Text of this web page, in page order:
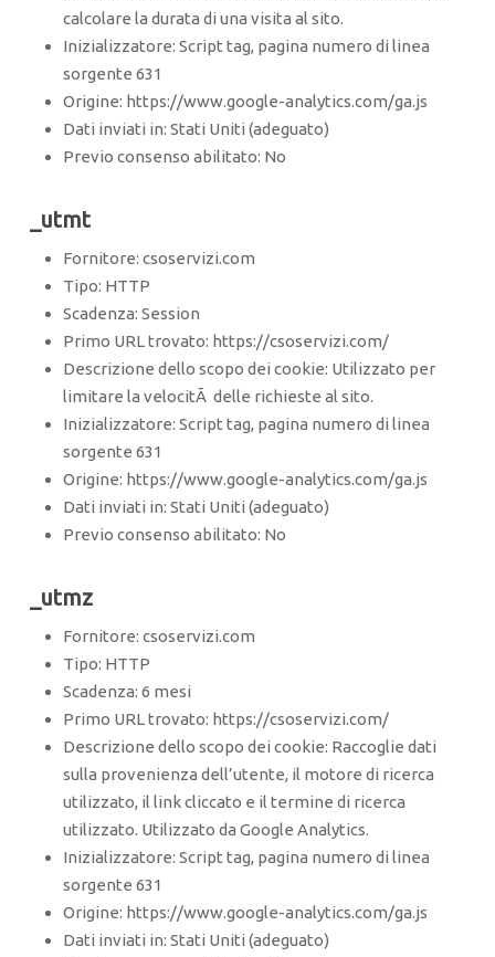
calcolare la durata di una visita al sito.
Inizializzatore: Script tag, pagina numero di linea
sorgente 631
Origine: https://www.google-analytics.com/ga.js
Dati inviati in: Stati Uniti (adeguato)
Previo consenso abilitato: No
_utmt
Fornitore: csoservizi.com
Tipo: HTTP
Scadenza: Session
Primo URL trovato: https://csoservizi.com/
Descrizione dello scopo dei cookie: Utilizzato per
limitare la velocitÃ delle richieste al sito.
Inizializzatore: Script tag, pagina numero di linea
sorgente 631
Origine: https://www.google-analytics.com/ga.js
Dati inviati in: Stati Uniti (adeguato)
Previo consenso abilitato: No
_utmz
Fornitore: csoservizi.com
Tipo: HTTP
Scadenza: 6 mesi
Primo URL trovato: https://csoservizi.com/
Descrizione dello scopo dei cookie: Raccoglie dati
sulla provenienza dell’utente, il motore di ricerca
utilizzato, il link cliccato e il termine di ricerca
utilizzato. Utilizzato da Google Analytics.
Inizializzatore: Script tag, pagina numero di linea
sorgente 631
Origine: https://www.google-analytics.com/ga.js
Dati inviati in: Stati Uniti (adeguato)